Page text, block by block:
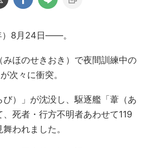
）8月24日――。
みほのせきおき）で夜間訓練中の
次々に衝突。
）」が沈没し、駆逐艦「葦（あ
、死者・行方不明者あわせて119
われました。